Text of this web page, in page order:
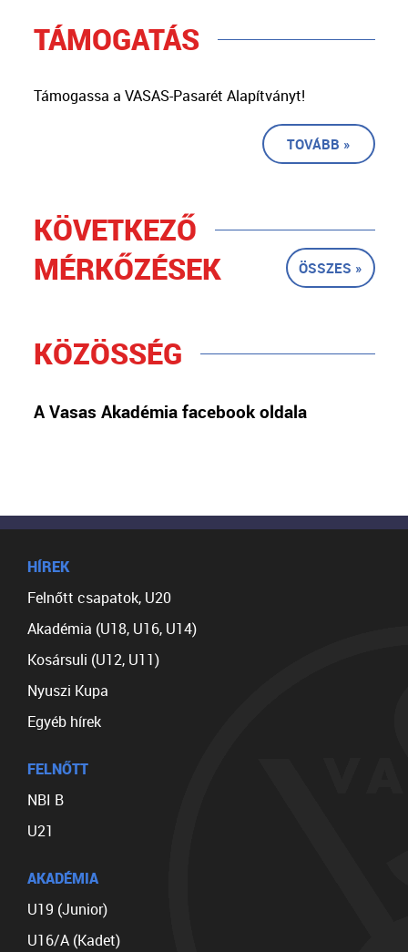
TÁMOGATÁS
Támogassa a VASAS-Pasarét Alapítványt!
TOVÁBB »
KÖVETKEZŐ
MÉRKŐZÉSEK
ÖSSZES »
KÖZÖSSÉG
A Vasas Akadémia facebook oldala
HÍREK
Felnőtt csapatok, U20
Akadémia (U18, U16, U14)
Kosársuli (U12, U11)
Nyuszi Kupa
Egyéb hírek
FELNŐTT
NBI B
U21
AKADÉMIA
U19 (Junior)
U16/A (Kadet)